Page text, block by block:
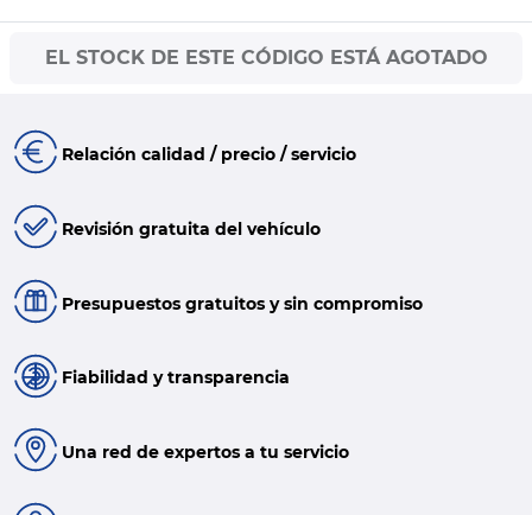
EL STOCK DE ESTE CÓDIGO ESTÁ AGOTADO
Relación calidad / precio / servicio
Revisión gratuita del vehículo
Presupuestos gratuitos y sin compromiso
Fiabilidad y transparencia
Una red de expertos a tu servicio